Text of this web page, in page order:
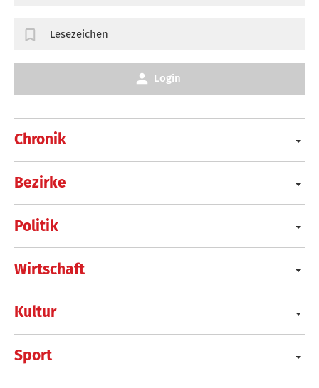
Chronik
Bezirke
Politik
Wirtschaft
Kultur
Sport
Lesezeichen
Login